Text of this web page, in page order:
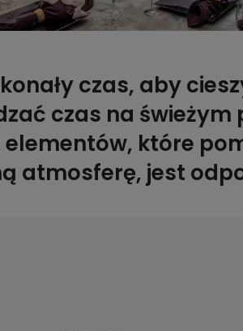
czas, aby
czas na świeżym
które
atmosferę, jest